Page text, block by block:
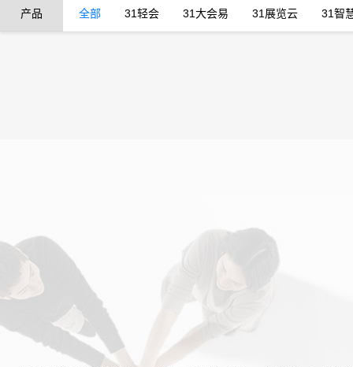
产品 全部 31轻会 31大会易 31展览云 31智